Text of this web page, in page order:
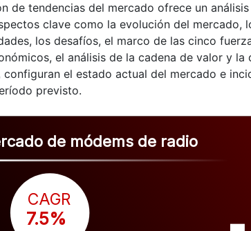
de tendencias del mercado ofrece un
clave como la evolución del mercado,
los desafíos, el marco de las cinco
el análisis de la cadena de valor y
configuran el estado actual del mercado e
previsto.
de módems de radio
CAGR
7.5%